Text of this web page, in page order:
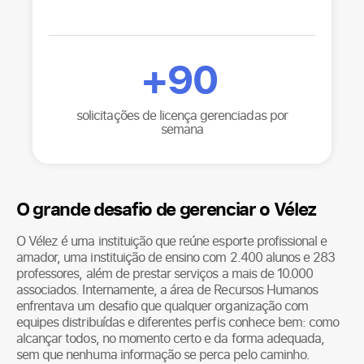
+90
solicitações de licença gerenciadas por
semana
O grande desafio de gerenciar o Vélez
O Vélez é uma instituição que reúne esporte profissional e
amador, uma instituição de ensino com 2.400 alunos e 283
professores, além de prestar serviços a mais de 10.000
associados. Internamente, a área de Recursos Humanos
enfrentava um desafio que qualquer organização com
equipes distribuídas e diferentes perfis conhece bem: como
alcançar todos, no momento certo e da forma adequada,
sem que nenhuma informação se perca pelo caminho.